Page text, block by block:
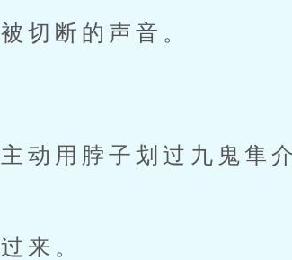
切断的声音。
用脖子划过九鬼隼
来。